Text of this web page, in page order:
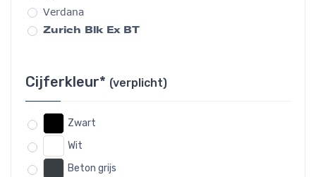
Verdana
Zurich Blk Ex BT
Cijferkleur* (verplicht)
Zwart
Wit
Beton grijs